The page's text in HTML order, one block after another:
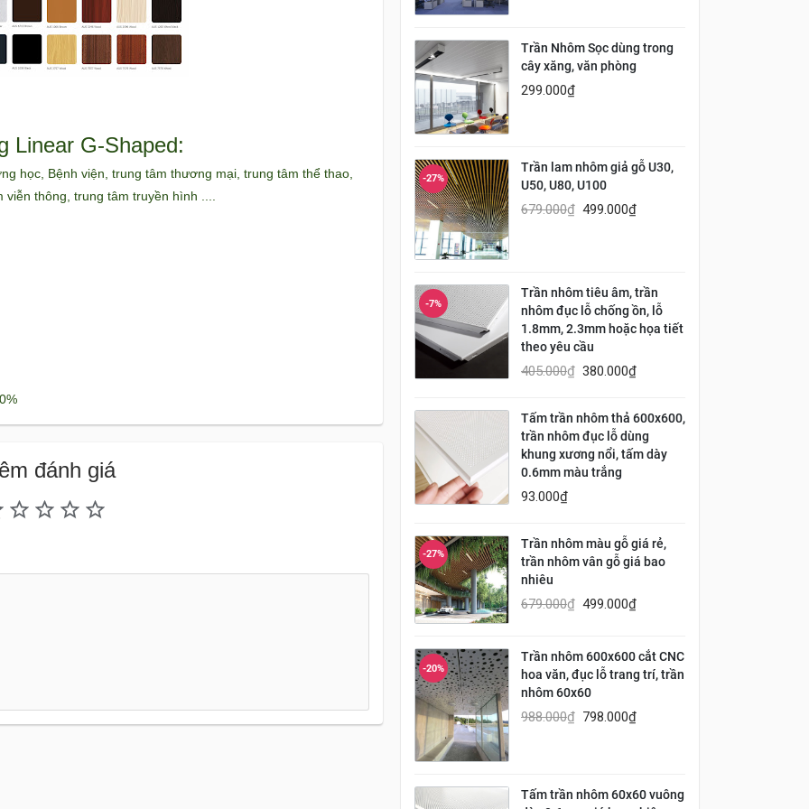
Linear G-Shaped:
học, Bệnh viện, trung tâm thương mại, trung tâm thể thao,
thông, trung tâm truyền hình ....
đánh giá
Trần Nhôm Sọc dùng trong
cây xăng, văn phòng
299.000₫
-27%
Trần lam nhôm giả gỗ U30,
U50, U80, U100
679.000₫ 499.000₫
-7%
Trần nhôm tiêu âm, trần
nhôm đục lỗ chống ồn, lỗ
1.8mm, 2.3mm hoặc họa tiết
theo yêu cầu
405.000₫ 380.000₫
Tấm trần nhôm thả 600x600,
trần nhôm đục lỗ dùng
khung xương nổi, tấm dày
0.6mm màu trắng
93.000₫
-27%
Trần nhôm màu gỗ giá rẻ,
trần nhôm vân gỗ giá bao
nhiêu
679.000₫ 499.000₫
-20%
Trần nhôm 600x600 cắt CNC
hoa văn, đục lỗ trang trí, trần
nhôm 60x60
988.000₫ 798.000₫
Tấm trần nhôm 60x60 vuông